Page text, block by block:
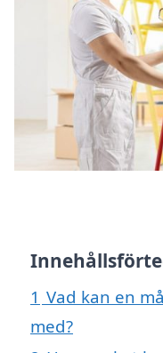
1 Vad kan en
med?